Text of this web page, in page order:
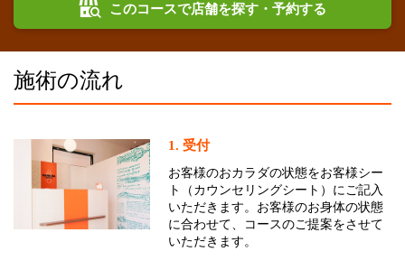
このコースで店舗を探す・予約する
施術の流れ
1. 受付
お客様のおカラダの状態をお客様シー
ト（カウンセリングシート）にご記入
いただきます。お客様のお身体の状態
に合わせて、コースのご提案をさせて
いただきます。